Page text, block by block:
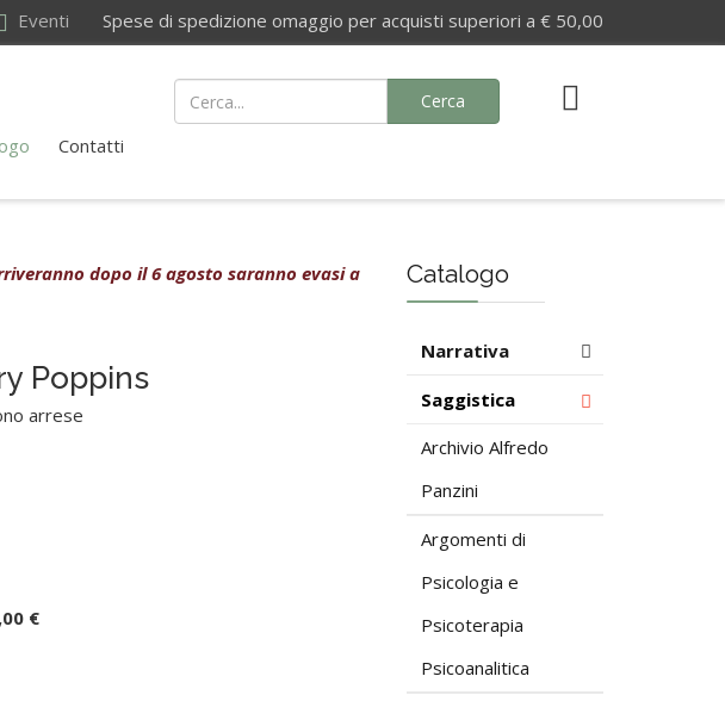
Eventi Spese di spedizione omaggio per acquisti superiori a € 50,00
Contatti
Cerca
dopo il 6 agosto saranno evasi a
Poppins
arrese
€
Catalogo
Narrativa
Saggistica
Archivio Alfredo
Panzini
Argomenti di
Psicologia e
Psicoterapia
Psicoanalitica